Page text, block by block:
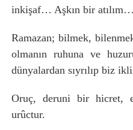
inkişaf… Aşkın bir
Ramazan; bilmek,
olmanın ruhuna ve
dünyalardan sıyrılıp biz
Oruç, deruni bir hicret,
urûctur.